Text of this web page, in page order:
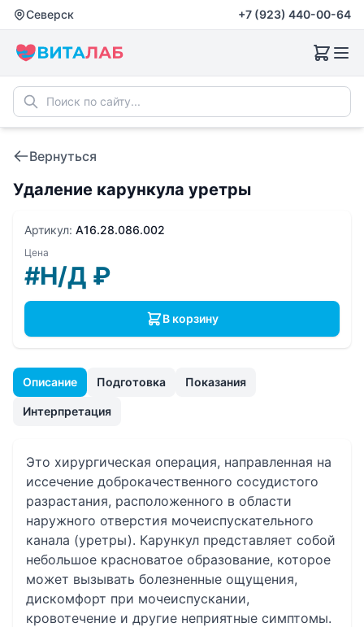
Северск +7 (923) 440-00-64
Вернуться
Удаление карункула уретры
Описание Подготовка Показания
Интерпретация
Это хирургическая операция, направленная на
иссечение доброкачественного сосудистого
разрастания, расположенного в области
наружного отверстия мочеиспускательного
канала (уретры). Карункул представляет собой
небольшое красноватое образование, которое
может вызывать болезненные ощущения,
дискомфорт при мочеиспускании,
кровотечение и другие неприятные симптомы.
Артикул: A16.28.086.002
Цена
#Н/Д ₽
В корзину